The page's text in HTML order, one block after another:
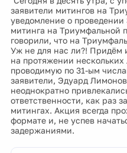
заявители митингов на
уведомление о
митинга на Триумфальной
говорили, что на
Уж не для нас ли?! Придём
на протяжении
проводимую по 31-ым
заявители, Эдуард
неоднократно
ответственности, как раз
митингах. Акция всегда
формате и, не успев
задержаниями.